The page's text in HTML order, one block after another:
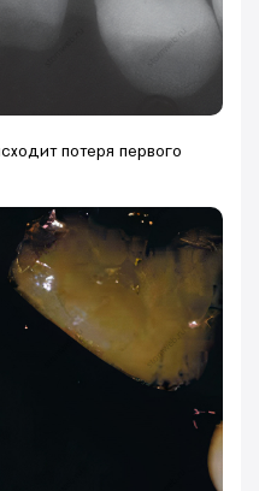
потеря первого